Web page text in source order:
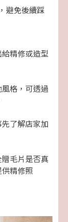
避免後續踩
精修或造型
格，可透過
了解店家加
毛片是否真
精修照